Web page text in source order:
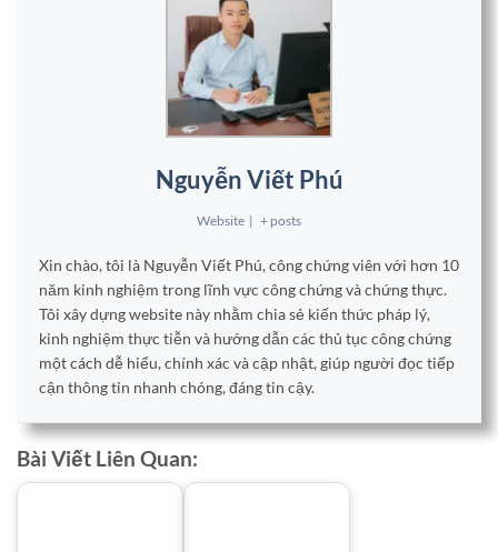
Nguyễn Viết Phú
Website | + posts
Xin chào, tôi là Nguyễn Viết Phú, công chứng viên với hơn 10
năm kinh nghiệm trong lĩnh vực công chứng và chứng thực.
Tôi xây dựng website này nhằm chia sẻ kiến thức pháp lý,
kinh nghiệm thực tiễn và hướng dẫn các thủ tục công chứng
một cách dễ hiểu, chính xác và cập nhật, giúp người đọc tiếp
cận thông tin nhanh chóng, đáng tin cậy.
Bài Viết Liên Quan: